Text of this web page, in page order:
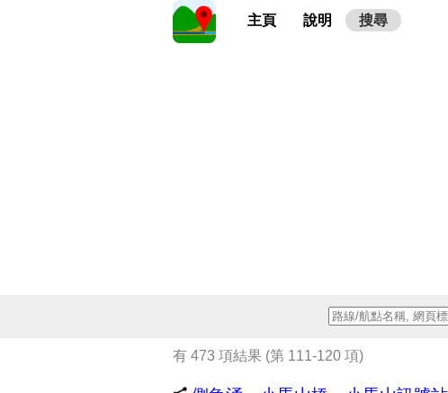
主頁 說明 搜尋
有 473 項結果 (第 111-120 項)